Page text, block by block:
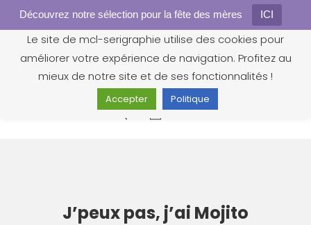
Découvrez notre sélection pour la fête des mères ICI
0
J’peux pas, j’ai Mojito
Gestion des cookies
Le site de mcl-serigraphie utilise des cookies pour
améliorer votre expérience de navigation. Profitez au
mieux de notre site et de ses fonctionnalités !
Accepter Politique